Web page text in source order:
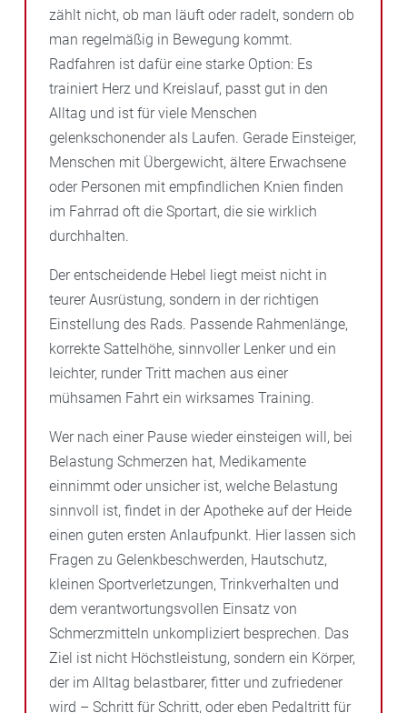
zählt nicht, ob man läuft oder radelt, sondern ob
man regelmäßig in Bewegung kommt.
Radfahren ist dafür eine starke Option: Es
trainiert Herz und Kreislauf, passt gut in den
Alltag und ist für viele Menschen
gelenkschonender als Laufen. Gerade Einsteiger,
Menschen mit Übergewicht, ältere Erwachsene
oder Personen mit empfindlichen Knien finden
im Fahrrad oft die Sportart, die sie wirklich
durchhalten.
Der entscheidende Hebel liegt meist nicht in
teurer Ausrüstung, sondern in der richtigen
Einstellung des Rads. Passende Rahmenlänge,
korrekte Sattelhöhe, sinnvoller Lenker und ein
leichter, runder Tritt machen aus einer
mühsamen Fahrt ein wirksames Training.
Wer nach einer Pause wieder einsteigen will, bei
Belastung Schmerzen hat, Medikamente
einnimmt oder unsicher ist, welche Belastung
sinnvoll ist, findet in der Apotheke auf der Heide
einen guten ersten Anlaufpunkt. Hier lassen sich
Fragen zu Gelenkbeschwerden, Hautschutz,
kleinen Sportverletzungen, Trinkverhalten und
dem verantwortungsvollen Einsatz von
Schmerzmitteln unkompliziert besprechen. Das
Ziel ist nicht Höchstleistung, sondern ein Körper,
der im Alltag belastbarer, fitter und zufriedener
wird – Schritt für Schritt, oder eben Pedaltritt für